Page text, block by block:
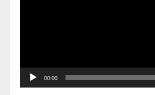
00:00